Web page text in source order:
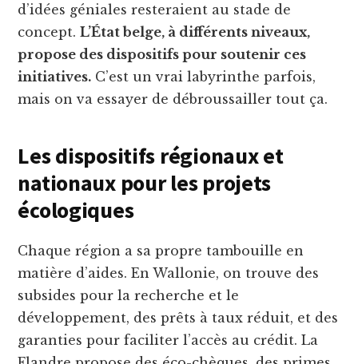
d’idées géniales resteraient au stade de
concept.L’État belge, à différents niveaux,
propose des dispositifs pour soutenir ces
initiatives. C’est un vrai labyrinthe parfois,
mais on va essayer de débroussailler tout ça.
Les dispositifs régionaux et
nationaux pour les projets
écologiques
Chaque région a sa propre tambouille en
matière d’aides. En Wallonie, on trouve des
subsides pour la recherche et le
développement, des prêts à taux réduit, et des
garanties pour faciliter l’accès au crédit. La